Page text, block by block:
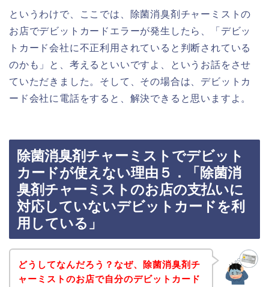
というわけで、ここでは、除菌消臭剤チャーミストの
お店でデビットカードエラーが発生したら、「デビッ
トカード会社に不正利用されていると判断されている
のかも」と、考えるといいですよ、というお話をさせ
ていただきました。そして、その場合は、デビットカ
ード会社に電話をすると、解決できると思いますよ。
除菌消臭剤チャーミストでデビット
カードが使えない理由５．「除菌消
臭剤チャーミストのお店の支払いに
対応していないデビットカードを利
用している」
どうしてなんだろう？なぜ、除菌消臭剤チ
ャーミストのお店で自分のデビットカード